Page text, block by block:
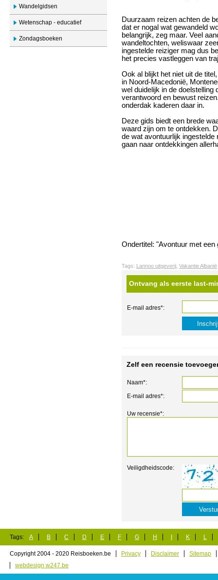
Wandelgidsen
Wetenschap - educatief
Zondagsboeken
Duurzaam reizen achten de
dat er nogal wat gewandeld
belangrijk, zeg maar. Veel
wandeltochten, weliswaar
ingestelde reiziger mag dus
het precies vastleggen van
Ook al blijkt het niet uit de
in Noord-Macedonië,
wel duidelijk in de doelstelling
verantwoord en bewust
onderdak kaderen daar in.
Deze gids biedt een brede
waard zijn om te ontdekken.
de wat avontuurlijk
gaan naar ontdekkingen
Ondertitel: "Avontuur met een
Tags: Lannoo uitgeverij Vakantie Albanië
Ontvang als eerste last-
E-mail adres*:
Zelf een recensie
Naam*:
E-mail adres*:
Uw recensie*:
Veiligdheidscode:
Tags: A B C D E F G H K L
Copyright 2004 - 2020 Reisboeken.be Privacy Disclaimer
Sitemap
webdesign w247.be